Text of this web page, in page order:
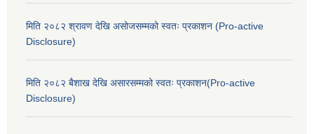
मिति २०८२ श्रावण देखि असोजसम्मको स्वतः प्रकाशन (Pro-active
Disclosure)
मिति २०८२ बैशाख देखि असारसम्मको स्वतः प्रकाशन(Pro-active
Disclosure)